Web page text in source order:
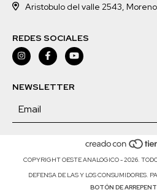
Aristobulo del valle 2543,
REDES SOCIALES
NEWSLETTER
COPYRIGHT OESTE ANALOGICO - 2026.
DEFENSA DE LAS Y LOS CONSUMIDORES.
BOTÓN DE